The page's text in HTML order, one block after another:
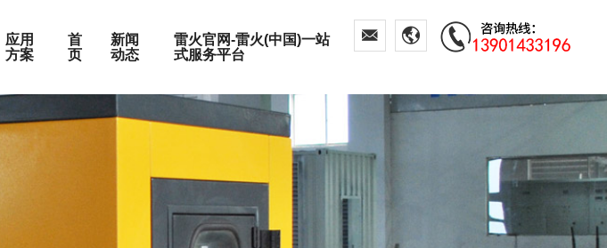
应用
方案
首
页
新闻
动态
雷火官网-雷火(中国)一站
式服务平台